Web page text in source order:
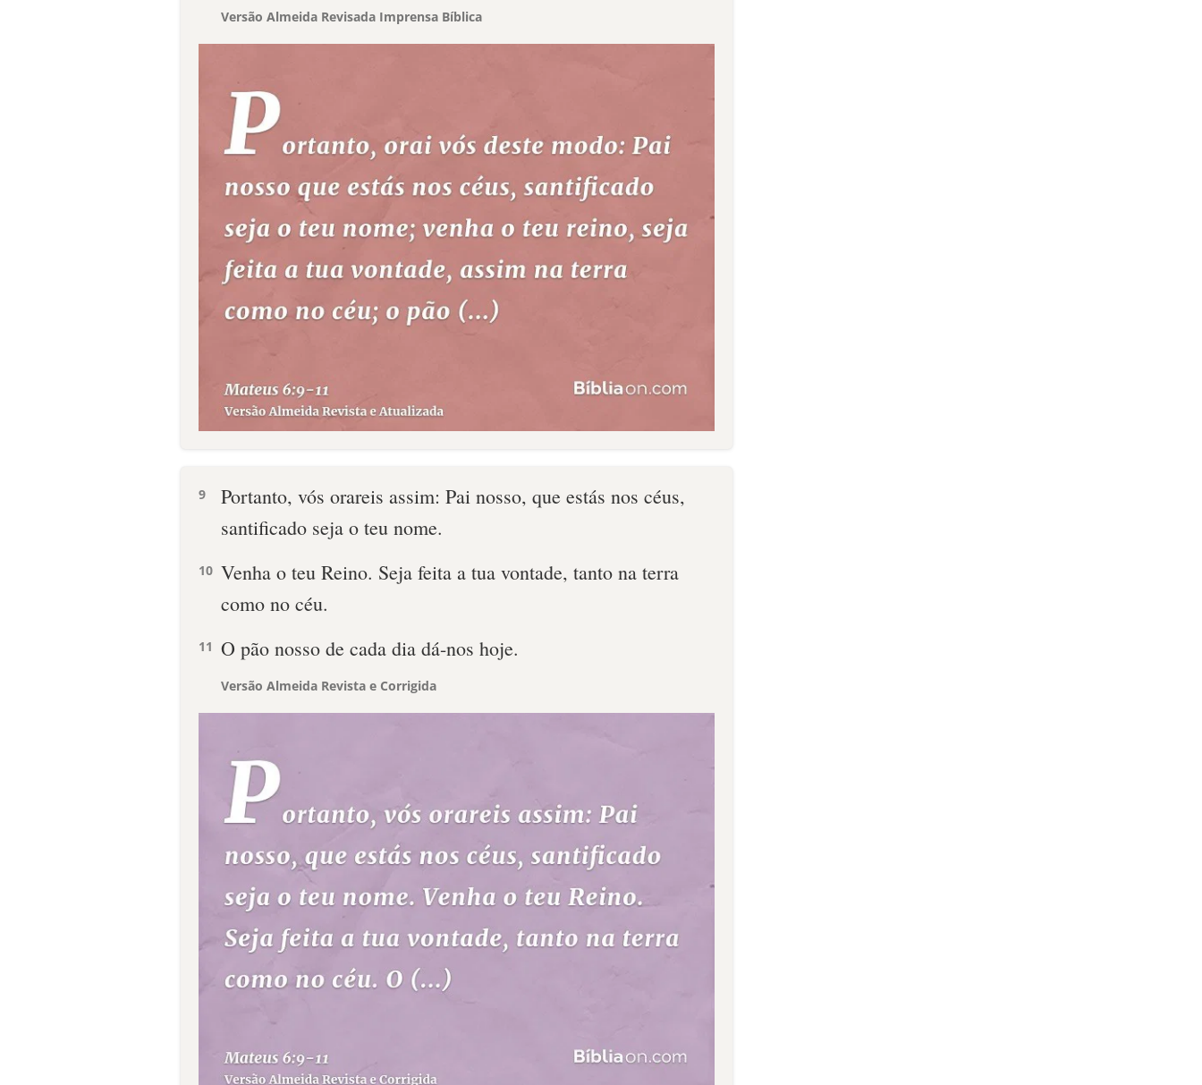
Versão Almeida Revisada Imprensa Bíblica
9
Portanto, vós orareis assim: Pai nosso, que estás nos céus,
santificado seja o teu nome.
10 Venha o teu Reino. Seja feita a tua vontade, tanto na terra
como no céu.
11 O pão nosso de cada dia dá-nos hoje.
Versão Almeida Revista e Corrigida